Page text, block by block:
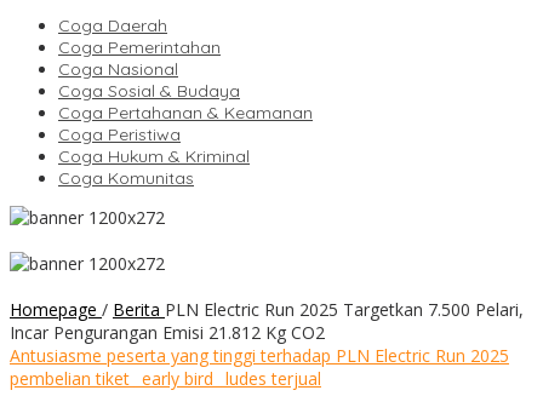
Coga Daerah
Coga Pemerintahan
Coga Nasional
Coga Sosial & Budaya
Coga Pertahanan & Keamanan
Coga Peristiwa
Coga Hukum & Kriminal
Coga Komunitas
Homepage / Berita PLN Electric Run 2025 Targetkan 7.500 Pelari,
Incar Pengurangan Emisi 21.812 Kg CO2
Antusiasme peserta yang tinggi terhadap PLN Electric Run 2025
pembelian tiket _early bird_ ludes terjual